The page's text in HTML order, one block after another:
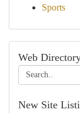
Sports
Web
New Site